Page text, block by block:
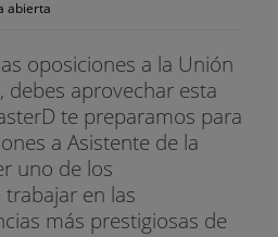
abierta
oposiciones a la Unión
debes aprovechar esta
te preparamos para
a Asistente de la
uno de los
en las
más prestigiosas de